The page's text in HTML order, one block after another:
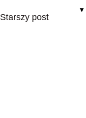
Starszy post
▼